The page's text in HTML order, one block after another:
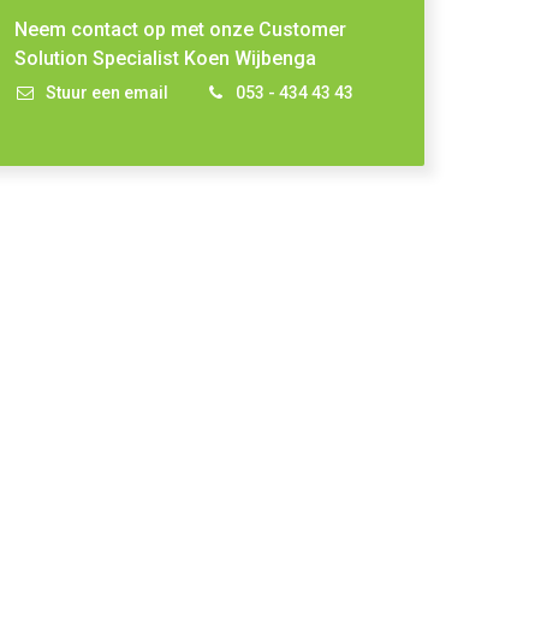
Neem contact op met onze Customer
Solution Specialist Koen Wijbenga
Stuur een email 053 - 434 43 43